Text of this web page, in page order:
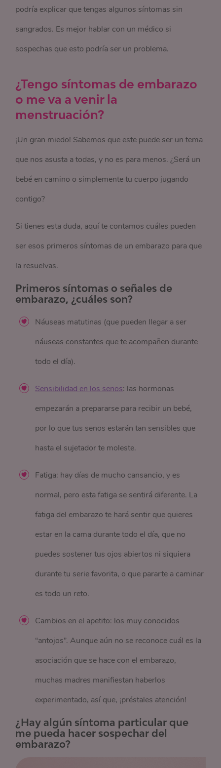
podría explicar que tengas algunos síntomas sin
sangrados. Es mejor hablar con un médico si
sospechas que esto podría ser un problema.
¿Tengo síntomas de embarazo
o me va a venir la
menstruación?
¡Un gran miedo! Sabemos que este puede ser un tema
que nos asusta a todas, y no es para menos. ¿Será un
bebé en camino o simplemente tu cuerpo jugando
contigo?
Si tienes esta duda, aquí te contamos cuáles pueden
ser esos primeros síntomas de un embarazo para que
la resuelvas.
Primeros síntomas o señales de
embarazo, ¿cuáles son?
Náuseas matutinas (que pueden llegar a ser
náuseas constantes que te acompañen durante
todo el día).
Sensibilidad en los senos: las hormonas
empezarán a prepararse para recibir un bebé,
por lo que tus senos estarán tan sensibles que
hasta el sujetador te moleste.
Fatiga: hay días de mucho cansancio, y es
normal, pero esta fatiga se sentirá diferente. La
fatiga del embarazo te hará sentir que quieres
estar en la cama durante todo el día, que no
puedes sostener tus ojos abiertos ni siquiera
durante tu serie favorita, o que pararte a caminar
es todo un reto.
Cambios en el apetito: los muy conocidos
“antojos”. Aunque aún no se reconoce cuál es la
asociación que se hace con el embarazo,
muchas madres manifiestan haberlos
experimentado, así que, ¡préstales atención!
¿Hay algún síntoma particular que
me pueda hacer sospechar del
embarazo?